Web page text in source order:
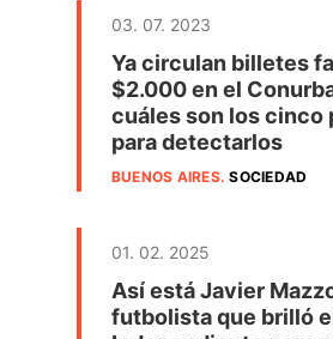
03. 07. 2023
Ya circulan billetes
$2.000 en el
cuáles son los cinco
para detectarlos
BUENOS AIRES.SOCIEDAD
01. 02. 2025
Así está Javier
futbolista que brilló